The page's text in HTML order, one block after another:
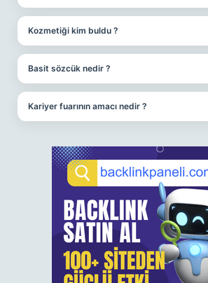
Kozmetiği kim buldu ?
Basit sözcük nedir ?
Kariyer fuarının amacı nedir ?